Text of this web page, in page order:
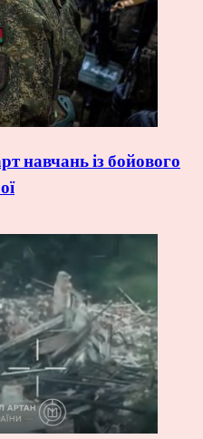
навчань із бойового